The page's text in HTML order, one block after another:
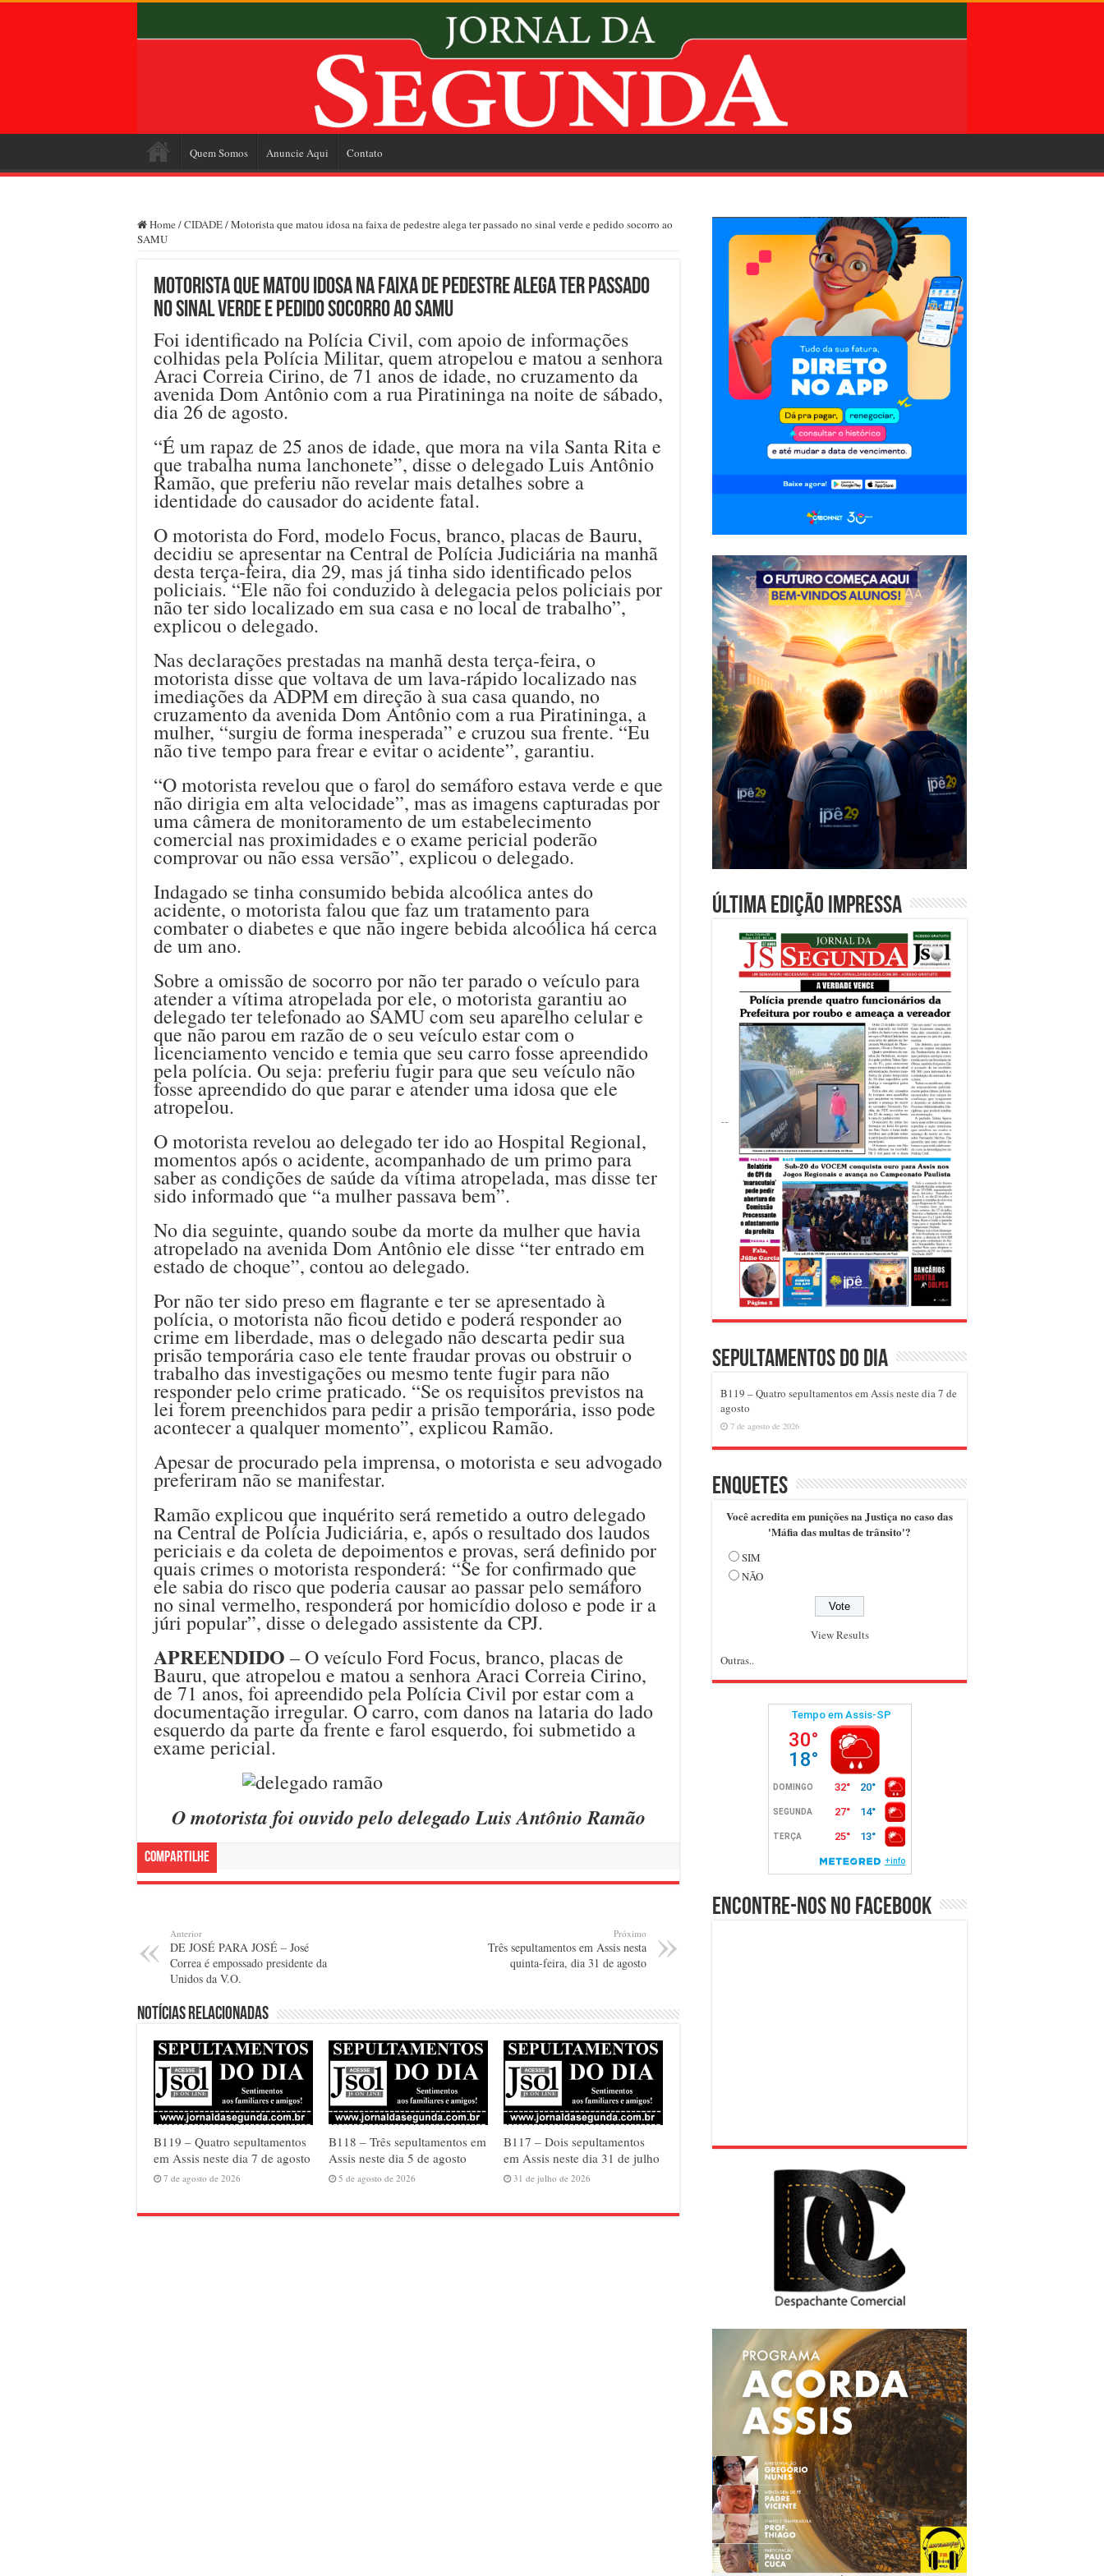
Quem Somos Anuncie Aqui Contato
Home /CIDADE/Motorista que matou idosa na faixa de pedestre alega ter passado no sinal verde e pedido socorro ao
SAMU
Motorista que matou idosa na faixa de pedestre alega ter passado
no sinal verde e pedido socorro ao SAMU
Foi identificado na Polícia Civil, com apoio de informações
colhidas pela Polícia Militar, quem atropelou e matou a senhora
Araci Correia Cirino, de 71 anos de idade, no cruzamento da
avenida Dom Antônio com a rua Piratininga na noite de sábado,
dia 26 de agosto.
“É um rapaz de 25 anos de idade, que mora na vila Santa Rita e
que trabalha numa lanchonete”, disse o delegado Luis Antônio
Ramão, que preferiu não revelar mais detalhes sobre a
identidade do causador do acidente fatal.
O motorista do Ford, modelo Focus, branco, placas de Bauru,
decidiu se apresentar na Central de Polícia Judiciária na manhã
desta terça-feira, dia 29, mas já tinha sido identificado pelos
policiais. “Ele não foi conduzido à delegacia pelos policiais por
não ter sido localizado em sua casa e no local de trabalho”,
explicou o delegado.
Nas declarações prestadas na manhã desta terça-feira, o
motorista disse que voltava de um lava-rápido localizado nas
imediações da ADPM em direção à sua casa quando, no
cruzamento da avenida Dom Antônio com a rua Piratininga, a
mulher, “surgiu de forma inesperada” e cruzou sua frente. “Eu
não tive tempo para frear e evitar o acidente”, garantiu.
“O motorista revelou que o farol do semáforo estava verde e que
não dirigia em alta velocidade”, mas as imagens capturadas por
uma câmera de monitoramento de um estabelecimento
comercial nas proximidades e o exame pericial poderão
comprovar ou não essa versão”, explicou o delegado.
Indagado se tinha consumido bebida alcoólica antes do
acidente, o motorista falou que faz um tratamento para
combater o diabetes e que não ingere bebida alcoólica há cerca
de um ano.
Sobre a omissão de socorro por não ter parado o veículo para
atender a vítima atropelada por ele, o motorista garantiu ao
delegado ter telefonado ao SAMU com seu aparelho celular e
que não parou em razão de o seu veículo estar com o
licenciamento vencido e temia que seu carro fosse apreendido
pela polícia. Ou seja: preferiu fugir para que seu veículo não
fosse apreendido do que parar e atender uma idosa que ele
atropelou.
O motorista revelou ao delegado ter ido ao Hospital Regional,
momentos após o acidente, acompanhado de um primo para
saber as condições de saúde da vítima atropelada, mas disse ter
sido informado que “a mulher passava bem”.
No dia seguinte, quando soube da morte da mulher que havia
atropelado na avenida Dom Antônio ele disse “ter entrado em
estado de choque”, contou ao delegado.
Por não ter sido preso em flagrante e ter se apresentado à
polícia, o motorista não ficou detido e poderá responder ao
crime em liberdade, mas o delegado não descarta pedir sua
prisão temporária caso ele tente fraudar provas ou obstruir o
trabalho das investigações ou mesmo tente fugir para não
responder pelo crime praticado. “Se os requisitos previstos na
lei forem preenchidos para pedir a prisão temporária, isso pode
acontecer a qualquer momento”, explicou Ramão.
Apesar de procurado pela imprensa, o motorista e seu advogado
preferiram não se manifestar.
Ramão explicou que inquérito será remetido a outro delegado
na Central de Polícia Judiciária, e, após o resultado dos laudos
periciais e da coleta de depoimentos e provas, será definido por
quais crimes o motorista responderá: “Se for confirmado que
ele sabia do risco que poderia causar ao passar pelo semáforo
no sinal vermelho, responderá por homicídio doloso e pode ir a
júri popular”, disse o delegado assistente da CPJ.
APREENDIDO – O veículo Ford Focus, branco, placas de
Bauru, que atropelou e matou a senhora Araci Correia Cirino,
de 71 anos, foi apreendido pela Polícia Civil por estar com a
documentação irregular. O carro, com danos na lataria do lado
esquerdo da parte da frente e farol esquerdo, foi submetido a
exame pericial.
O motorista foi ouvido pelo delegado Luis Antônio Ramão
Compartilhe
Anterior
DE JOSÉ PARA JOSÉ – José
Correa é empossado presidente da
Unidos da V.O.
Próximo
Três sepultamentos em Assis nesta
quinta-feira, dia 31 de agosto
Notícias relacionadas
B119 – Quatro sepultamentos
em Assis neste dia 7 de agosto
7 de agosto de 2026
B118 – Três sepultamentos em
Assis neste dia 5 de agosto
5 de agosto de 2026
B117 – Dois sepultamentos
em Assis neste dia 31 de julho
31 de julho de 2026
Última edição impressa
Sepultamentos do dia
B119 – Quatro sepultamentos em Assis neste dia 7 de
agosto
7 de agosto de 2026
Enquetes
Você acredita em punições na Justiça no caso das
'Máfia das multas de trânsito'?
SIM
NÃO
View Results
Outras..
Encontre-nos no Facebook